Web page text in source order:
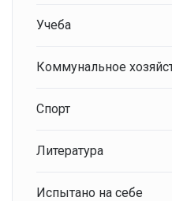
Учеба
Коммунальное
Спорт
Литература
Испытано на себе